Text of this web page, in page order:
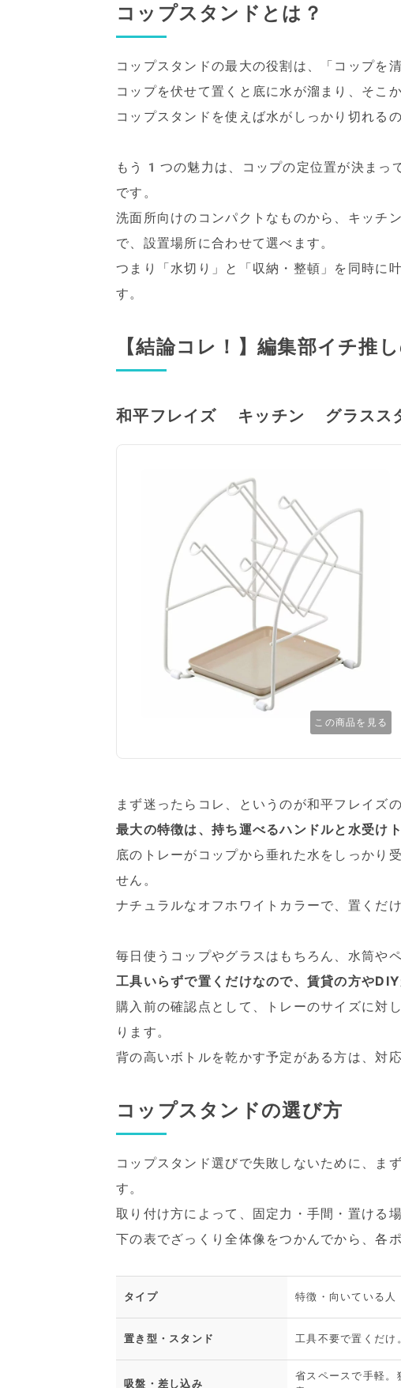
コップスタンドとは？
コップスタンドの最大の役割は、「コップを
コップを伏せて置くと底に水が溜まり、そこ
コップスタンドを使えば水がしっかり切れる
もう1つの魅力は、コップの定位置が決まっ
です。
洗面所向けのコンパクトなものから、キッチ
で、設置場所に合わせて選べます。
つまり「水切り」と「収納・整頓」を同時に
す。
【結論コレ！】編集部イチ推
和平フレイズ キッチン グラスス
この商品を見る
まず迷ったらコレ、というのが和平フレイズ
最大の特徴は、持ち運べるハンドルと水受け
底のトレーがコップから垂れた水をしっかり
せん。
ナチュラルなオフホワイトカラーで、置くだ
毎日使うコップやグラスはもちろん、水筒や
工具いらずで置くだけなので、賃貸の方や
購入前の確認点として、トレーのサイズに対
ります。
背の高いボトルを乾かす予定がある方は、対
コップスタンドの選び方
コップスタンド選びで失敗しないために、ま
す。
取り付け方によって、固定力・手間・置ける
下の表でざっくり全体像をつかんでから、各
タイプ 特徴・向いている人
置き型・スタンド 工具不要で置くだ
吸盤・差し込み
省スペースで手軽。